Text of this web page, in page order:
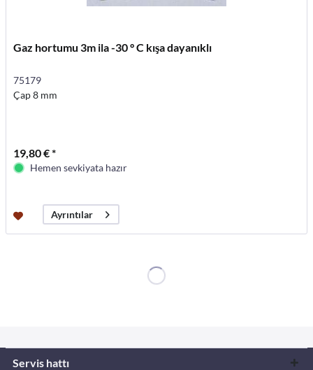
Gaz hortumu 3m ila -30 ° C kışa dayanıklı
75179
Çap 8 mm
19,80 € *
Hemen sevkiyata hazır
Ayrıntılar
Servis hattı